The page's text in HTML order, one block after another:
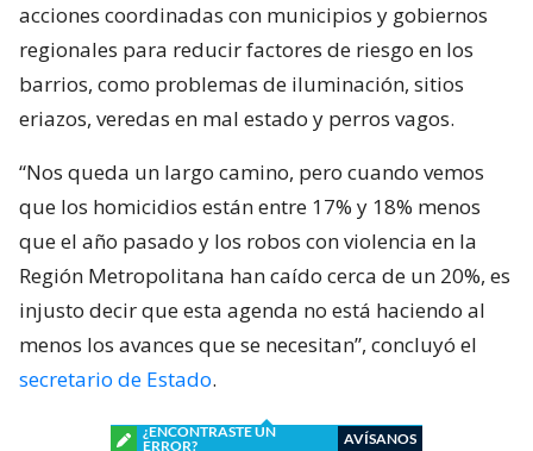
acciones coordinadas con municipios y gobiernos
regionales para reducir factores de riesgo en los
barrios, como problemas de iluminación, sitios
eriazos, veredas en mal estado y perros vagos.
“Nos queda un largo camino, pero cuando vemos
que los homicidios están entre 17% y 18% menos
que el año pasado y los robos con violencia en la
Región Metropolitana han caído cerca de un 20%, es
injusto decir que esta agenda no está haciendo al
menos los avances que se necesitan”, concluyó el
secretario de Estado.
¿ENCONTRASTE UN
ERROR?
AVÍSANOS